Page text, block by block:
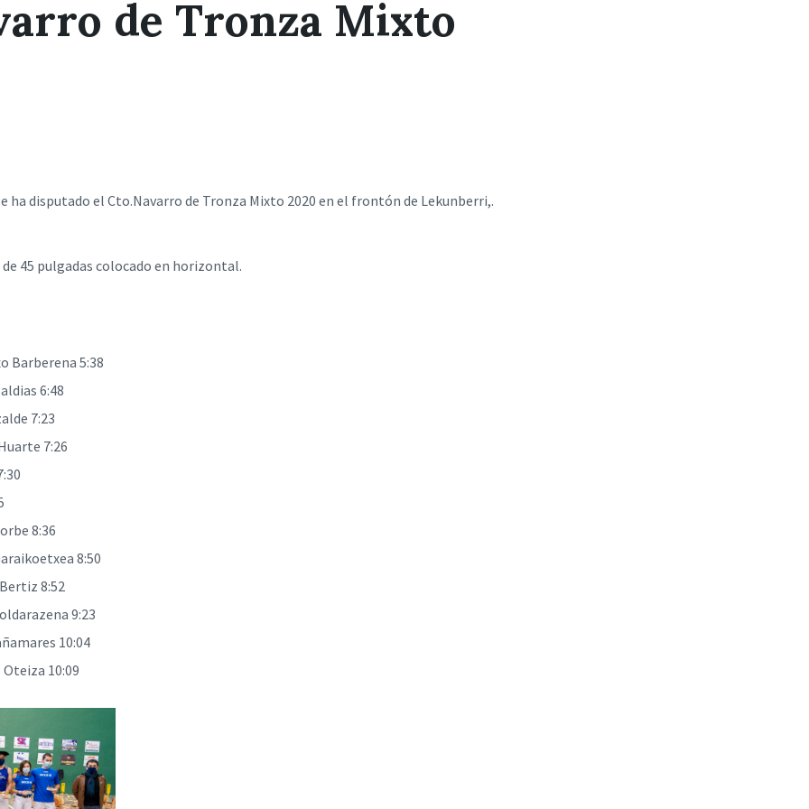
de Tronza Mixto
ha disputado el Cto.Navarro de Tronza Mixto 2020 en el frontón de Lekunberri,.
45 pulgadas colocado en horizontal.
Barberena 5:38
6:48
7:23
7:26
8:36
8:50
8:52
9:23
10:04
10:09